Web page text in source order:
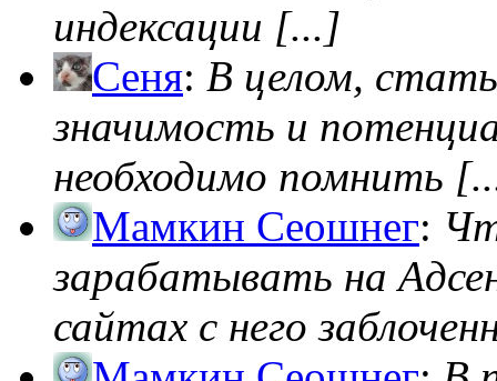
индексации [...]
Сеня: В целом,
значимость и
необходимо помнить
Мамкин Сеошнег:
зарабатывать на
сайтах с него